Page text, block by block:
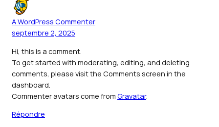
A WordPress Commenter
septembre 2, 2025
Hi, this is a comment.
To get started with moderating, editing, and deleting
comments, please visit the Comments screen in the
dashboard.
Commenter avatars come from Gravatar.
Répondre